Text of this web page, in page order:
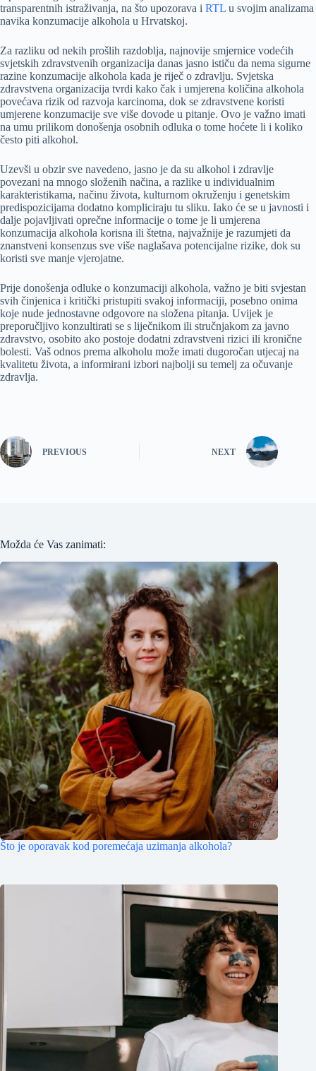
transparentnih istraživanja, na što upozorava i RTL u svojim analizama
navika konzumacije alkohola u Hrvatskoj.
Za razliku od nekih prošlih razdoblja, najnovije smjernice vodećih
svjetskih zdravstvenih organizacija danas jasno ističu da nema sigurne
razine konzumacije alkohola kada je riječ o zdravlju. Svjetska
zdravstvena organizacija tvrdi kako čak i umjerena količina alkohola
povećava rizik od razvoja karcinoma, dok se zdravstvene koristi
umjerene konzumacije sve više dovode u pitanje. Ovo je važno imati
na umu prilikom donošenja osobnih odluka o tome hoćete li i koliko
često piti alkohol.
Uzevši u obzir sve navedeno, jasno je da su alkohol i zdravlje
povezani na mnogo složenih načina, a razlike u individualnim
karakteristikama, načinu života, kulturnom okruženju i genetskim
predispozicijama dodatno kompliciraju tu sliku. Iako će se u javnosti i
dalje pojavljivati oprečne informacije o tome je li umjerena
konzumacija alkohola korisna ili štetna, najvažnije je razumjeti da
znanstveni konsenzus sve više naglašava potencijalne rizike, dok su
koristi sve manje vjerojatne.
Prije donošenja odluke o konzumaciji alkohola, važno je biti svjestan
svih činjenica i kritički pristupiti svakoj informaciji, posebno onima
koje nude jednostavne odgovore na složena pitanja. Uvijek je
preporučljivo konzultirati se s liječnikom ili stručnjakom za javno
zdravstvo, osobito ako postoje dodatni zdravstveni rizici ili kronične
bolesti. Vaš odnos prema alkoholu može imati dugoročan utjecaj na
kvalitetu života, a informirani izbori najbolji su temelj za očuvanje
zdravlja.
PREVIOUS NEXT
Možda će Vas zanimati:
Što je oporavak kod poremećaja uzimanja alkohola?